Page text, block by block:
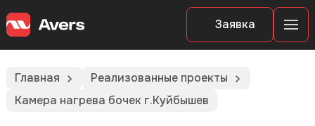
Заявка
Главная
Реализованные проекты
Камера нагрева бочек г.Куйбышев